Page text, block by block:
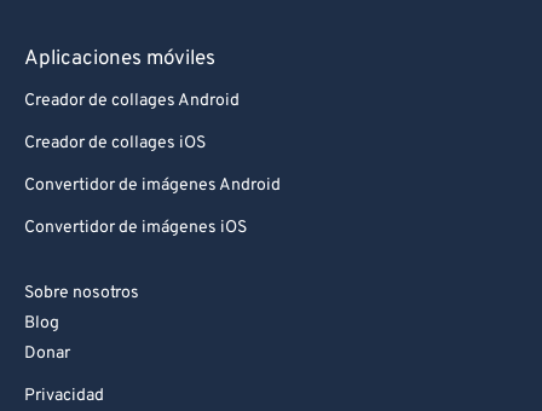
Aplicaciones móviles
Creador de collages Android
Creador de collages iOS
Convertidor de imágenes Android
Convertidor de imágenes iOS
Sobre nosotros
Blog
Donar
Privacidad